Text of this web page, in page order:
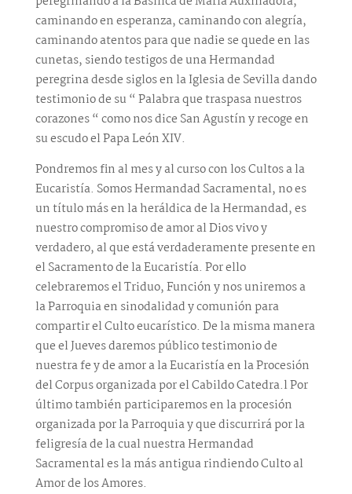
caminando en esperanza, caminando con alegría,
caminando atentos para que nadie se quede en las
cunetas, siendo testigos de una Hermandad
peregrina desde siglos en la Iglesia de Sevilla dando
testimonio de su “ Palabra que traspasa nuestros
corazones “ como nos dice San Agustín y recoge en
su escudo el Papa León XIV.
Pondremos fin al mes y al curso con los Cultos a la
Eucaristía. Somos Hermandad Sacramental, no es
un título más en la heráldica de la Hermandad, es
nuestro compromiso de amor al Dios vivo y
verdadero, al que está verdaderamente presente en
el Sacramento de la Eucaristía. Por ello
celebraremos el Triduo, Función y nos uniremos a
la Parroquia en sinodalidad y comunión para
compartir el Culto eucarístico. De la misma manera
que el Jueves daremos público testimonio de
nuestra fe y de amor a la Eucaristía en la Procesión
del Corpus organizada por el Cabildo Catedra.l Por
último también participaremos en la procesión
organizada por la Parroquia y que discurrirá por la
feligresía de la cual nuestra Hermandad
Sacramental es la más antigua rindiendo Culto al
Amor de los Amores.